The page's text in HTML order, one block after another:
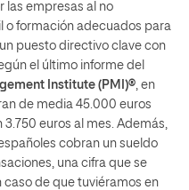
las empresas al no
o formación adecuados para
puesto directivo clave con
el último informe del
Institute (PMI)®, en
de media 45.000 euros
euros al mes. Además,
cobran un sueldo
una cifra que se
de que tuviéramos en